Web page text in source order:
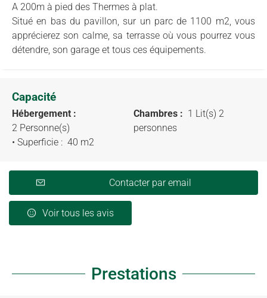
A 200m à pied des Thermes à plat.
Situé en bas du pavillon, sur un parc de 1100 m2, vous
apprécierez son calme, sa terrasse où vous pourrez vous
détendre, son garage et tous ces équipements.
Capacité
Hébergement :
2 Personne(s)
• Superficie : 40 m2
Chambres : 1 Lit(s) 2
personnes
Contacter par email
Voir tous les avis
Prestations